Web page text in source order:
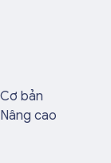
bản
cao